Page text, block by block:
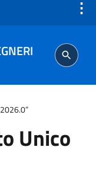
⋮
Unico